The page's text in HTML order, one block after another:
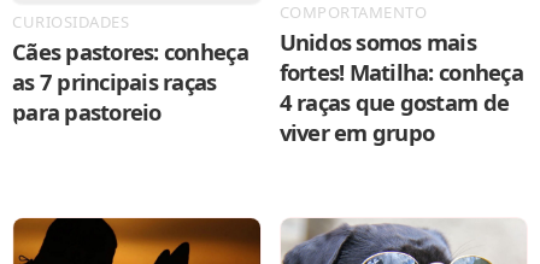
CURIOSIDADES
Cães pastores: conheça
as 7 principais raças
para pastoreio
COMPORTAMENTO
Unidos somos mais
fortes! Matilha: conheça
4 raças que gostam de
viver em grupo